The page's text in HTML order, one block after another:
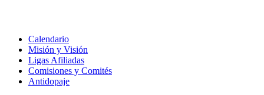
Calendario
Misión y Visión
Ligas Afiliadas
Comisiones y Comités
Antidopaje